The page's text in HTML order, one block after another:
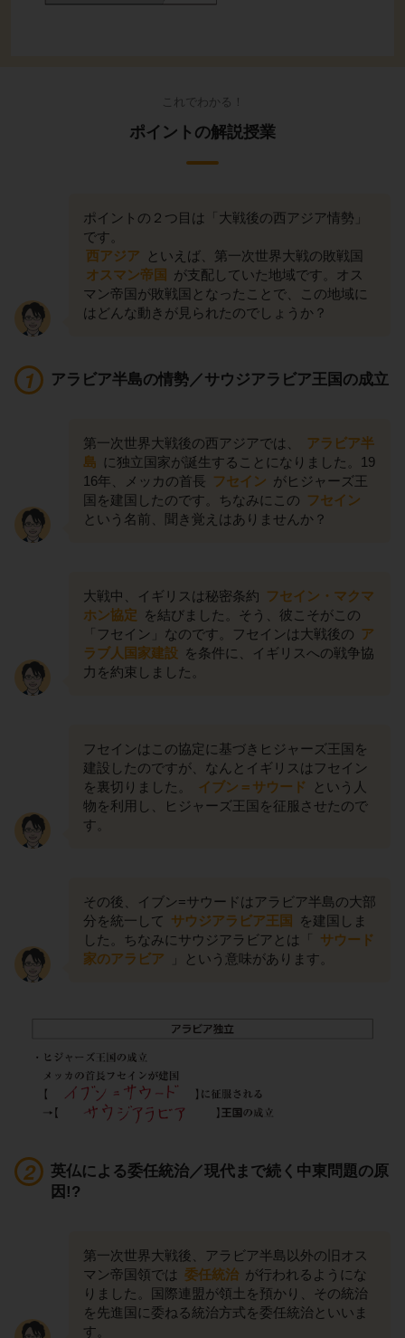
これでわかる！
ポイントの解説授業
ポイントの２つ目は「大戦後の西アジア情勢」
です。
西アジア
といえば、第一次世界大戦の敗戦国
オスマン帝国
が支配していた地域です。オス
マン帝国が敗戦国となったことで、この地域に
はどんな動きが見られたのでしょうか？
アラビア半島の情勢／サウジアラビア王国の成立
第一次世界大戦後の西アジアでは、
アラビア半
島 に独立国家が誕生することになりました。19
16年、メッカの首長 フセイン がヒジャーズ王
国を建国したのです。ちなみにこの フセイン
という名前、聞き覚えはありませんか？
大戦中、イギリスは秘密条約 フセイン・マクマ
ホン協定 を結びました。そう、彼こそがこの
「フセイン」なのです。フセインは大戦後の ア
ラブ人国家建設 を条件に、イギリスへの戦争協
力を約束しました。
フセインはこの協定に基づきヒジャーズ王国を
建設したのですが、なんとイギリスはフセイン
を裏切りました。
イブン＝サウード
という人
物を利用し、ヒジャーズ王国を征服させたので
す。
その後、イブン=サウードはアラビア半島の大部
分を統一して サウジアラビア王国
を建国しま
した。ちなみにサウジアラビアとは「
サウード
家のアラビア
」という意味があります。
英仏による委任統治／現代まで続く中東問題の原
因!?
第一次世界大戦後、アラビア半島以外の旧オス
マン帝国領では 委任統治 が行われるようにな
りました。国際連盟が領土を預かり、その統治
を先進国に委ねる統治方式を委任統治といいま
す。